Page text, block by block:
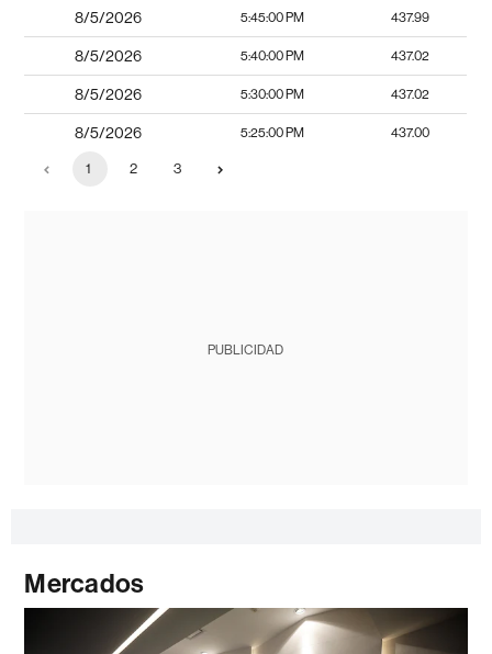
8/5/2026 5:45:00 PM 437.99
8/5/2026 5:40:00 PM 437.02
8/5/2026 5:30:00 PM 437.02
8/5/2026 5:25:00 PM 437.00
1 2 3
PUBLICIDAD
Mercados